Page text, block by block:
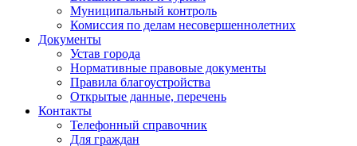
Муниципальный контроль
Комиссия по делам несовершеннолетних
Документы
Устав города
Нормативные правовые документы
Правила благоустройства
Открытые данные, перечень
Контакты
Телефонный справочник
Для граждан